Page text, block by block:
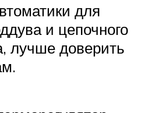
для
и цепочного
лучше доверить